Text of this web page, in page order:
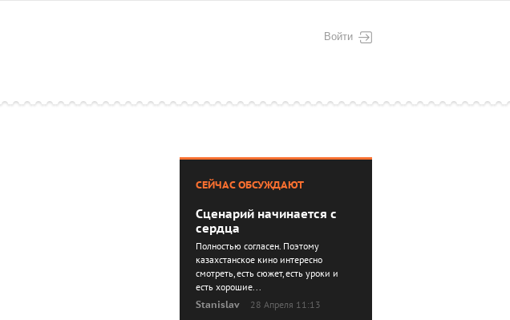
Войти
СЕЙЧАС ОБСУЖДАЮТ
Сценарий начинается с
сердца
Полностью согласен. Поэтому
казахстанское кино интересно
смотреть, есть сюжет, есть уроки и
есть хорошие...
Stanislav
28 Апреля 11:13